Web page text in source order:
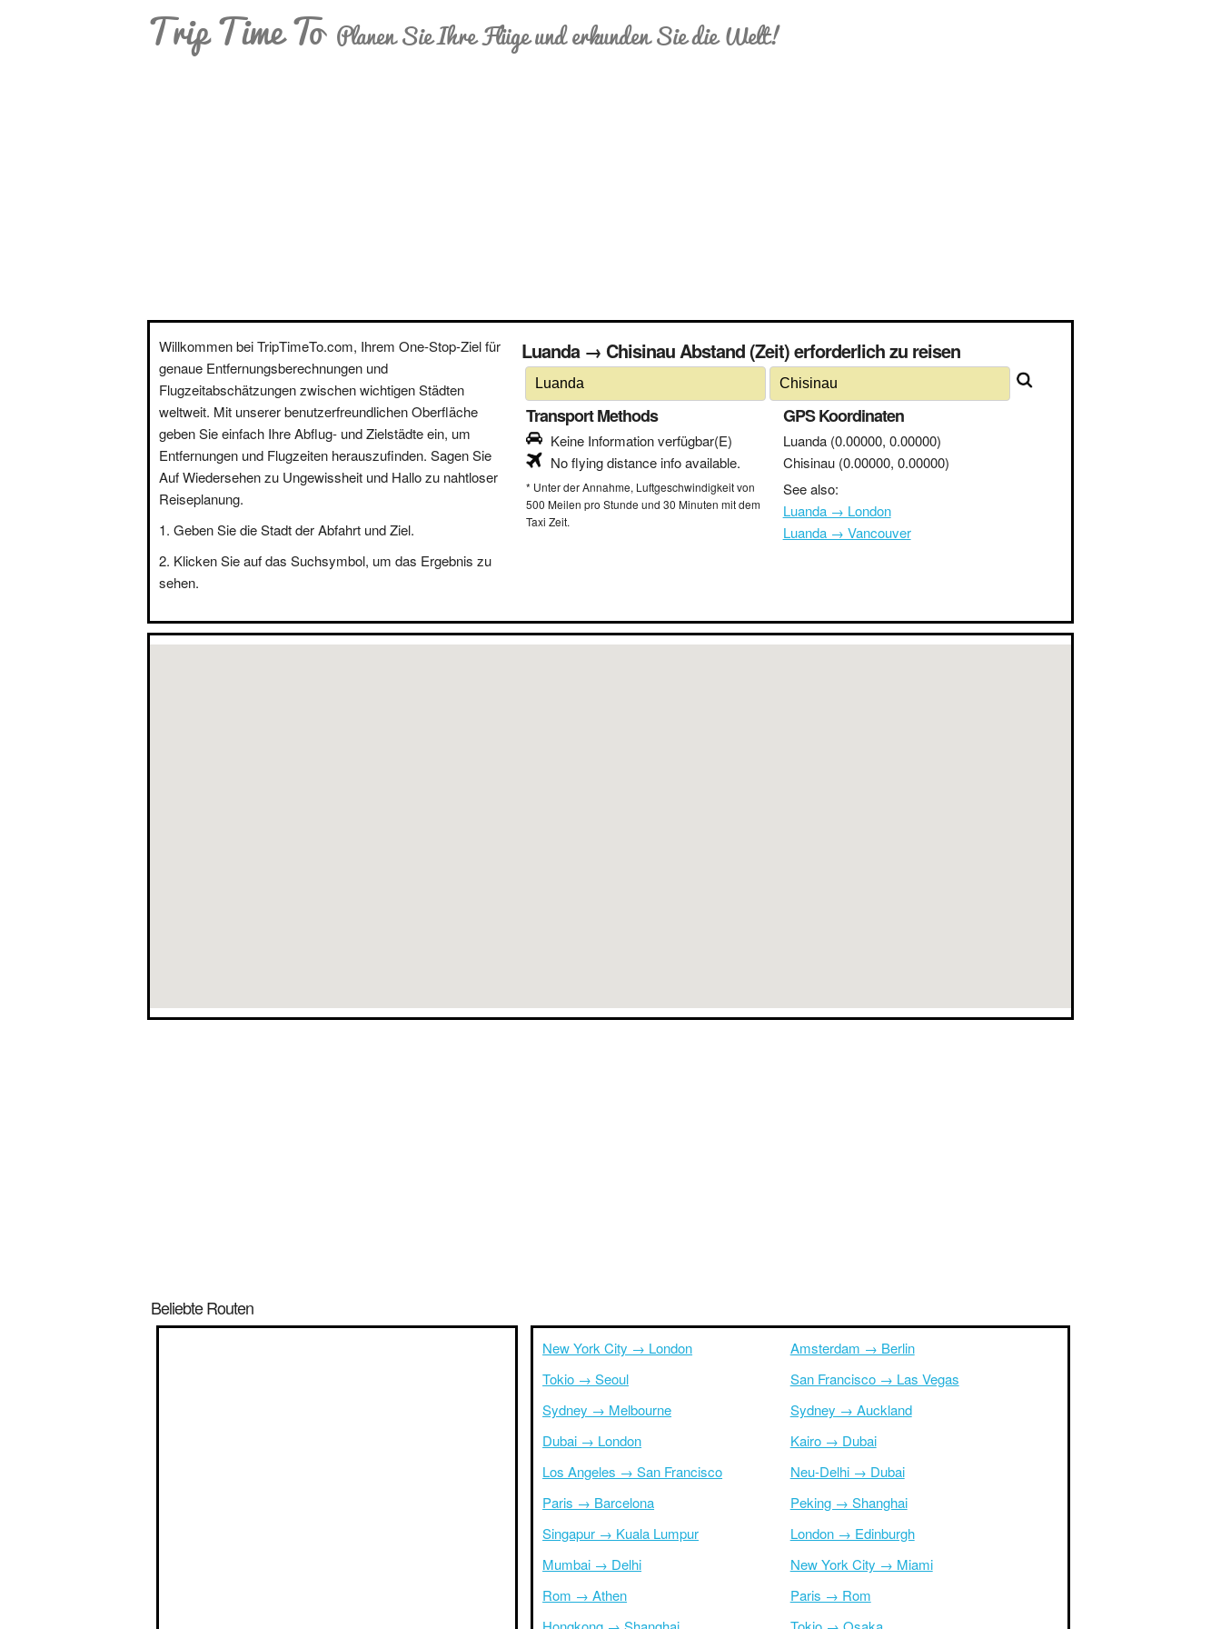
Trip Time To Planen Sie Ihre Flüge und erkunden Sie die Welt!
Willkommen bei TripTimeTo.com, Ihrem One-Stop-Ziel für
genaue Entfernungsberechnungen und
Flugzeitabschätzungen zwischen wichtigen Städten
weltweit. Mit unserer benutzerfreundlichen Oberfläche
geben Sie einfach Ihre Abflug- und Zielstädte ein, um
Entfernungen und Flugzeiten herauszufinden. Sagen Sie
Auf Wiedersehen zu Ungewissheit und Hallo zu nahtloser
Reiseplanung.
Geben Sie die Stadt der Abfahrt und Ziel.
Klicken Sie auf das Suchsymbol, um das Ergebnis zu
sehen.
Luanda → Chisinau Abstand (Zeit) erforderlich zu reisen
Transport Methods
Keine Information verfügbar(E)
No flying distance info available.
* Unter der Annahme, Luftgeschwindigkeit von
500 Meilen pro Stunde und 30 Minuten mit dem
Taxi Zeit.
GPS Koordinaten
Luanda (0.00000, 0.00000)
Chisinau (0.00000, 0.00000)
See also:
Luanda → London
Luanda → Vancouver
Beliebte Routen
New York City → London
Tokio → Seoul
Sydney → Melbourne
Dubai → London
Los Angeles → San Francisco
Paris → Barcelona
Singapur → Kuala Lumpur
Mumbai → Delhi
Rom → Athen
Amsterdam → Berlin
San Francisco → Las Vegas
Sydney → Auckland
Kairo → Dubai
Neu-Delhi → Dubai
Peking → Shanghai
London → Edinburgh
New York City → Miami
Paris → Rom